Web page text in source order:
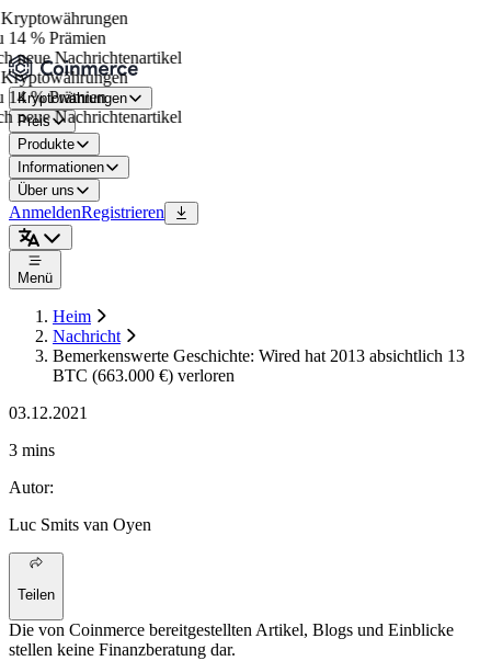
% Prämien
neue Nachrichtenartikel
% Prämien
neue Nachrichtenartikel
Kryptowährungen
Preis
Produkte
Informationen
Über uns
AnmeldenRegistrieren
Menü
Heim
Nachricht
Bemerkenswerte Geschichte: Wired hat 2013 absichtlich 13
BTC (663.000 €) verloren
03.12.2021
3 mins
Autor:
Luc Smits van Oyen
Teilen
Die von Coinmerce bereitgestellten Artikel, Blogs und Einblicke
stellen keine Finanzberatung dar.